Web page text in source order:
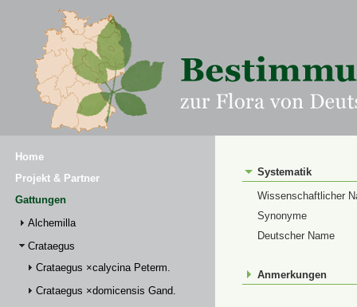
Home
Projekt & Partner
Gattungen
Alchemilla
Crataegus
Crataegus ×calycina Peterm.
Crataegus ×domicensis Gand.
Systematik
Wissenschaftlicher
Synonyme
Deutscher Name
Anmerkungen